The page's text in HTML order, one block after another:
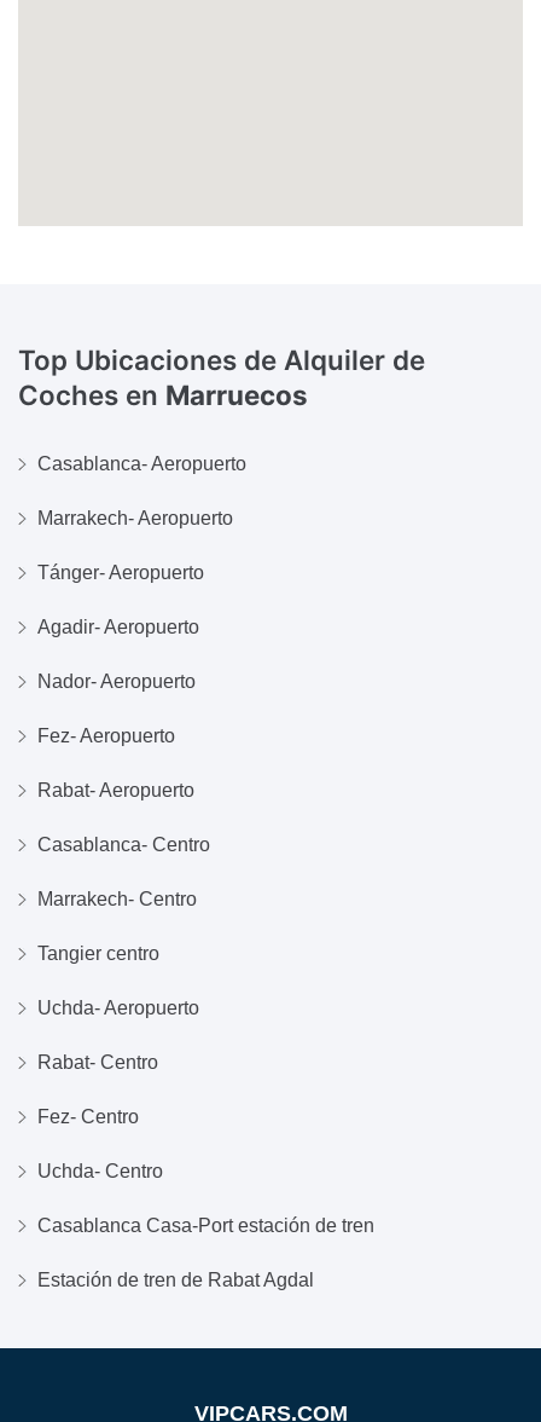
Top Ubicaciones de Alquiler de
Coches en Marruecos
Casablanca- Aeropuerto
Marrakech- Aeropuerto
Tánger- Aeropuerto
Agadir- Aeropuerto
Nador- Aeropuerto
Fez- Aeropuerto
Rabat- Aeropuerto
Casablanca- Centro
Marrakech- Centro
Tangier centro
Uchda- Aeropuerto
Rabat- Centro
Fez- Centro
Uchda- Centro
Casablanca Casa-Port estación de tren
Estación de tren de Rabat Agdal
VIPCARS.COM